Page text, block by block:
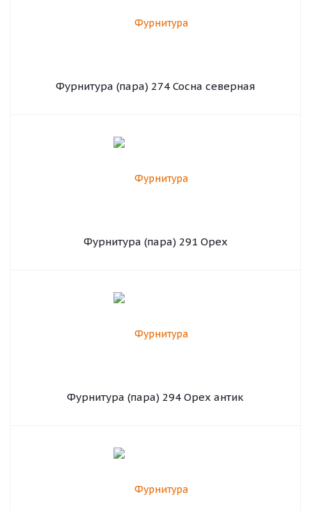
Фурнитура (пара) 274 Сосна северная
Фурнитура (пара) 291 Орех
Фурнитура (пара) 294 Орех антик